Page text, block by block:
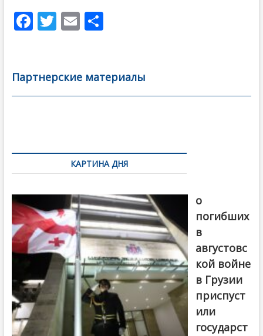
F
b
o
T
er
E
l
О
а
в
Партнерские материалы
по
записямКАРТИНА ДНЯ
о
погибших
в
августовс
кой войне
в Грузии
приспуст
или
государст